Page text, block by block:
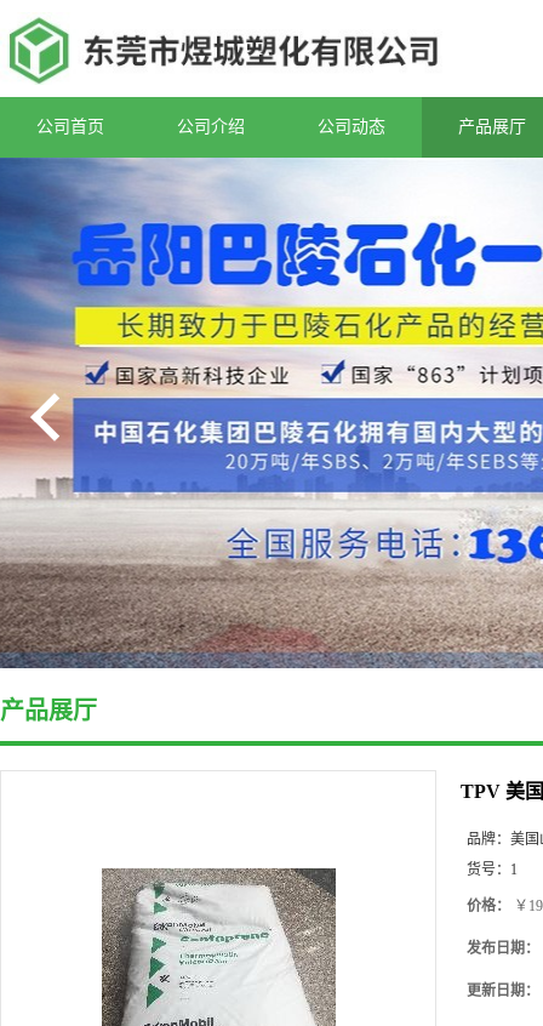
公司首页 公司介绍 公司动态 产品展厅
产品展厅
TPV 美
品牌： 美国
货号： 1
价格： ￥
发布日期：
更新日期：